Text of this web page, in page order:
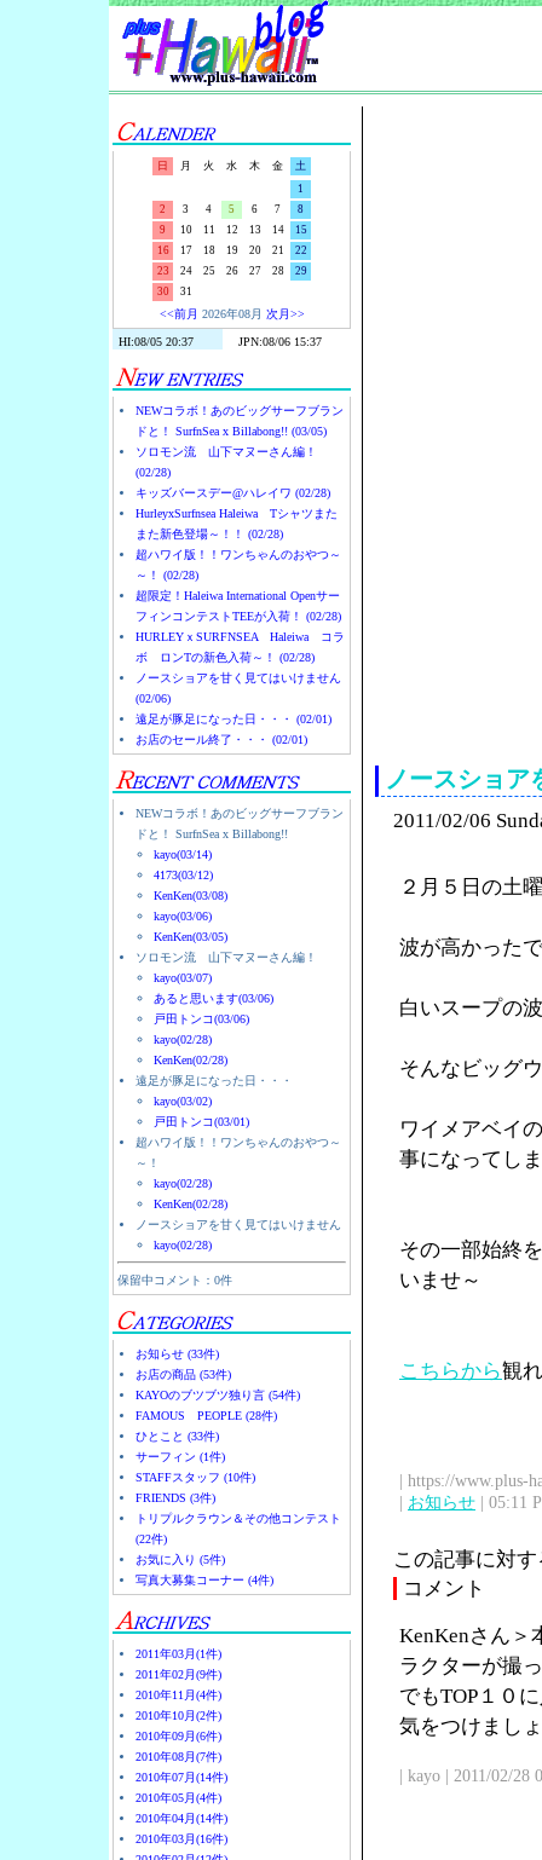
日 月 火 水 木 金
土
1
2
3 4 5 6 7
8
9
10 11 12 13 14
15
16
17 18 19 20 21
22
23
24 25 26 27 28
29
30
31
<<前月 2026年08月 次月>>
NEWコラボ！あのビッグサーフブラン
ドと！ SurfnSea x Billabong!! (03/05)
ソロモン流 山下マヌーさん編！
(02/28)
キッズバースデー@ハレイワ (02/28)
HurleyxSurfnsea Haleiwa Tシャツまた
また新色登場～！！ (02/28)
超ハワイ版！！ワンちゃんのおやつ～
～！ (02/28)
超限定！Haleiwa International Openサー
フィンコンテストTEEが入荷！ (02/28)
HURLEYｘSURFNSEA Haleiwa コラ
ボ ロンTの新色入荷～！ (02/28)
ノースショアを甘く見てはいけません
(02/06)
遠足が豚足になった日・・・ (02/01)
お店のセール終了・・・ (02/01)
NEWコラボ！あのビッグサーフブラン
ドと！ SurfnSea x Billabong!!
kayo(03/14)
4173(03/12)
KenKen(03/08)
kayo(03/06)
KenKen(03/05)
ソロモン流 山下マヌーさん編！
kayo(03/07)
あると思います(03/06)
戸田トンコ(03/06)
kayo(02/28)
KenKen(02/28)
遠足が豚足になった日・・・
kayo(03/02)
戸田トンコ(03/01)
超ハワイ版！！ワンちゃんのおやつ～
～！
kayo(02/28)
KenKen(02/28)
ノースショアを甘く見てはいけません
kayo(02/28)
保留中コメント：0件
お知らせ (33件)
お店の商品 (53件)
KAYOのブツブツ独り言 (54件)
FAMOUS PEOPLE (28件)
ひとこと (33件)
サーフィン (1件)
STAFFスタッフ (10件)
FRIENDS (3件)
トリプルクラウン＆その他コンテスト
(22件)
お気に入り (5件)
写真大募集コーナー (4件)
2011年03月(1件)
2011年02月(9件)
2010年11月(4件)
2010年10月(2件)
2010年09月(6件)
2010年08月(7件)
2010年07月(14件)
2010年05月(4件)
2010年04月(14件)
2010年03月(16件)
ノースショア
2011/02/06
２月５日の土
波が高かった
白いスープの
そんなビッグ
ワイメアベイ
事になってし
その一部始終
いませ～
こちらから観
| https://www.plus-
| お知らせ | 05:11
この記事に対
コメント
KenKenさん＞
ラクターが撮
でもTOP１０
気をつけまし
| kayo | 2011/02/28